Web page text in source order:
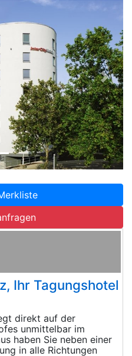
Ihr Tagungshotel
direkt auf der
unmittelbar im
haben Sie neben einer
in alle Richtungen